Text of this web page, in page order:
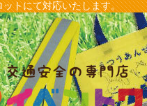
ットにて対応いたします。